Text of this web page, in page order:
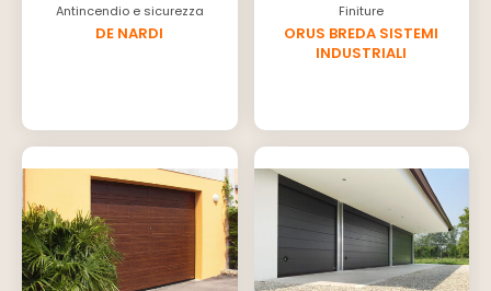
Antincendio e sicurezza
DE NARDI
Finiture
ORUS BREDA SISTEMI
INDUSTRIALI